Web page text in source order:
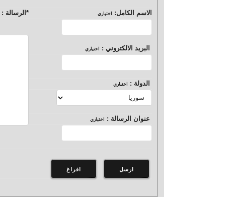
الاسم الكامل: اختياري * الرسالة :
البريد الالكتروني : اختياري
الدولة : اختياري
عنوان الرسالة : اختياري